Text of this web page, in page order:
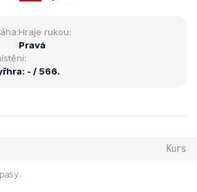
Hraje rukou:
Pravá
- / 566.
Kurs